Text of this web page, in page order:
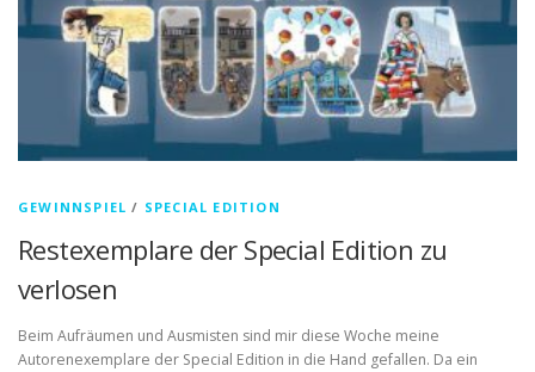
GEWINNSPIEL / SPECIAL EDITION
Restexemplare der Special Edition zu
verlosen
Beim Aufräumen und Ausmisten sind mir diese Woche meine
Autorenexemplare der Special Edition in die Hand gefallen. Da ein